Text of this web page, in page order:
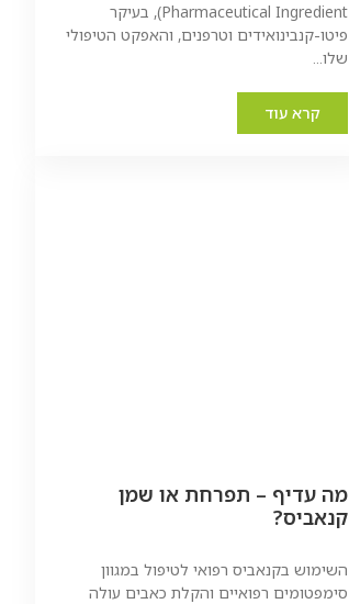
Pharmaceutical Ingredient), בעיקר
פיטו-קנבינואידים וטרפנים, והאפקט הטיפולי
שלו...
קרא עוד
מה עדיף – תפרחת או שמן
קנאביס?
השימוש בקנאביס רפואי לטיפול במגוון
סימפטומים רפואיים והקלת כאבים עולה